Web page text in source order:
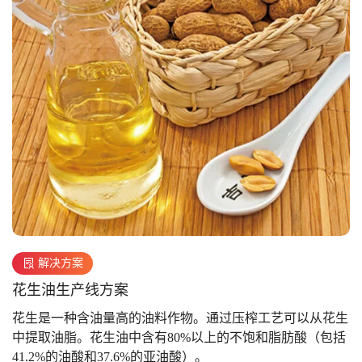
解决方案
花生油生产线方案
花生是一种含油量高的油料作物。通过压榨工艺可以从花生
中提取油脂。花生油中含有80%以上的不饱和脂肪酸（包括
41.2%的油酸和37.6%的亚油酸）。